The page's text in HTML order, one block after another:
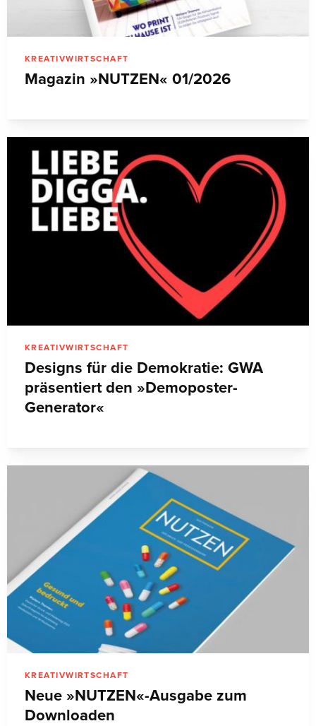
KREATIVWIRTSCHAFT
Magazin »NUTZEN« 01/2026
KREATIVWIRTSCHAFT
Designs für die Demokratie: GWA
präsentiert den »Demoposter-
Generator«
KREATIVWIRTSCHAFT
Neue »NUTZEN«-Ausgabe zum
Downloaden